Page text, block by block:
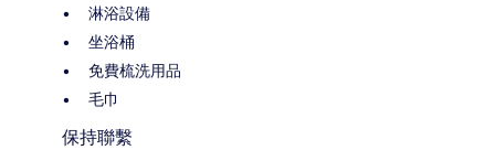
淋浴設備
坐浴桶
免費梳洗用品
毛巾
保持聯繫